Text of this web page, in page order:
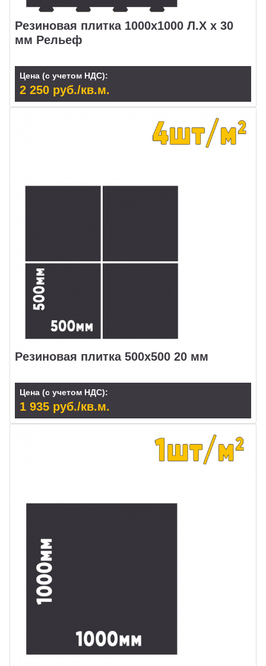
Резиновая плитка 1000х1000 Л.Х х 30
мм Рельеф
Цена (с учетом НДС):
2 250 руб./кв.м.
Резиновая плитка 500x500 20 мм
Цена (с учетом НДС):
1 935 руб./кв.м.